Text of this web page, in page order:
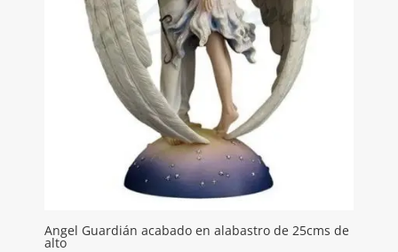
Angel Guardián acabado en alabastro de 25cms de
alto